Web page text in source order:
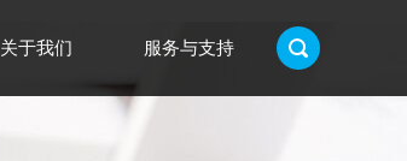
关于我们 服务与支持